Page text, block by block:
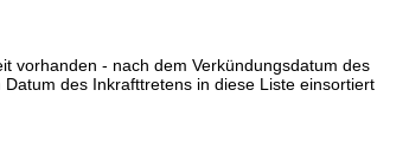
vorhanden - nach dem Verkündungsdatum des
des Inkrafttretens in diese Liste einsortiert